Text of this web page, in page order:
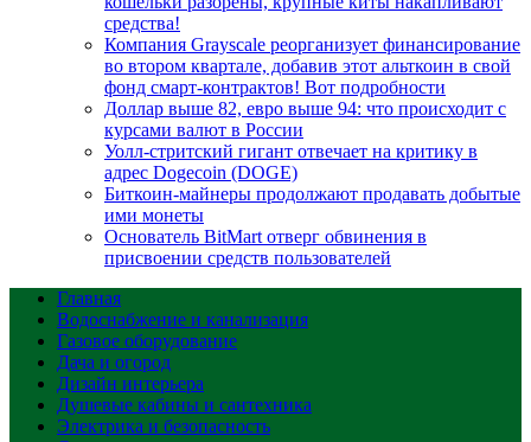
средства!
Компания Grayscale реорганизует финансирование
во втором квартале, добавив этот альткоин в свой
фонд смарт-контрактов! Вот подробности
Доллар выше 82, евро выше 94: что происходит с
курсами валют в России
Уолл-стритский гигант отвечает на критику в
адрес Dogecoin (DOGE)
Биткоин-майнеры продолжают продавать добытые
ими монеты
Основатель BitMart отверг обвинения в
присвоении средств пользователей
Главная
Водоснабжение и канализация
Газовое оборудование
Дача и огород
Дизайн интерьера
Душевые кабины и сантехника
Электрика и безопасность